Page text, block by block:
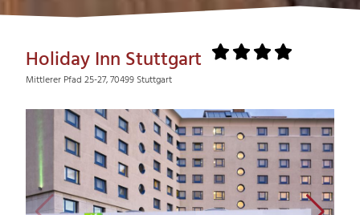
Holiday Inn Stuttgart
Mittlerer Pfad 25-27, 70499 Stuttgart